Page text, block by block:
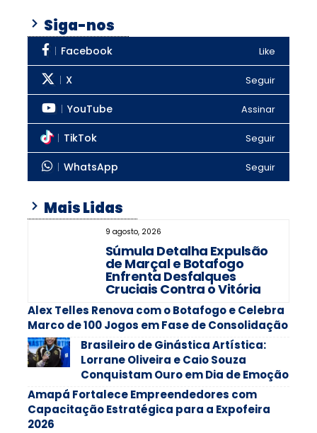
Siga-nos
Facebook Like
X Seguir
YouTube Assinar
TikTok Seguir
WhatsApp Seguir
Mais Lidas
9 agosto, 2026
Súmula Detalha Expulsão
de Marçal e Botafogo
Enfrenta Desfalques
Cruciais Contra o Vitória
Alex Telles Renova com o Botafogo e Celebra
Marco de 100 Jogos em Fase de Consolidação
Brasileiro de Ginástica Artística:
Lorrane Oliveira e Caio Souza
Conquistam Ouro em Dia de Emoção
Amapá Fortalece Empreendedores com
Capacitação Estratégica para a Expofeira
2026